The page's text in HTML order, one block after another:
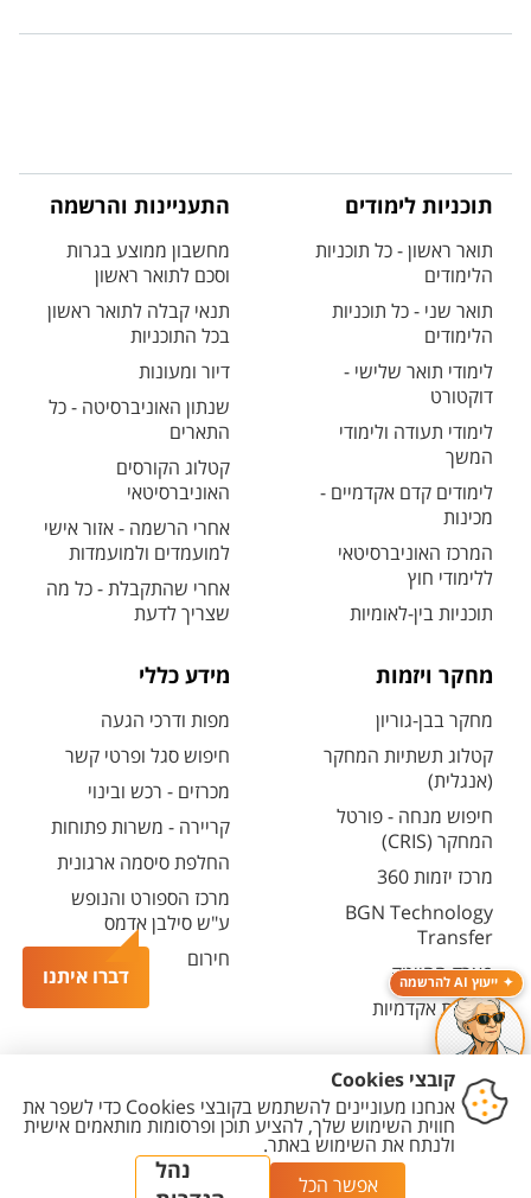
דברו איתנו ייעוץ AI להרשמה
תוכניות לימודים
תואר ראשון - כל תוכניות
הלימודים
תואר שני - כל תוכניות
הלימודים
לימודי תואר שלישי -
דוקטורט
לימודי תעודה ולימודי
המשך
לימודים קדם אקדמיים -
מכינות
המרכז האוניברסיטאי
ללימודי חוץ
תוכניות בין-לאומיות
התעניינות והרשמה
מחשבון ממוצע בגרות
וסכם לתואר ראשון
תנאי קבלה לתואר ראשון
בכל התוכניות
דיור ומעונות
שנתון האוניברסיטה - כל
התארים
קטלוג הקורסים
האוניברסיטאי
אחרי הרשמה - אזור אישי
למועמדים ולמועמדות
אחרי שהתקבלת - כל מה
שצריך לדעת
מחקר ויזמות
מחקר בבן-גוריון
קטלוג תשתיות המחקר
(אנגלית)
חיפוש מנחה - פורטל
המחקר (CRIS)
מרכז יזמות 360
BGN Technology
Transfer
פארק ההייטק
משרות אקדמיות
מידע כללי
מפות ודרכי הגעה
חיפוש סגל ופרטי קשר
מכרזים - רכש ובינוי
קריירה - משרות פתוחות
החלפת סיסמה ארגונית
מרכז הספורט והנופש
ע"ש סילבן אדמס
חירום
מדיניות
מדיניות עריכת